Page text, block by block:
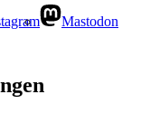
Mastodon